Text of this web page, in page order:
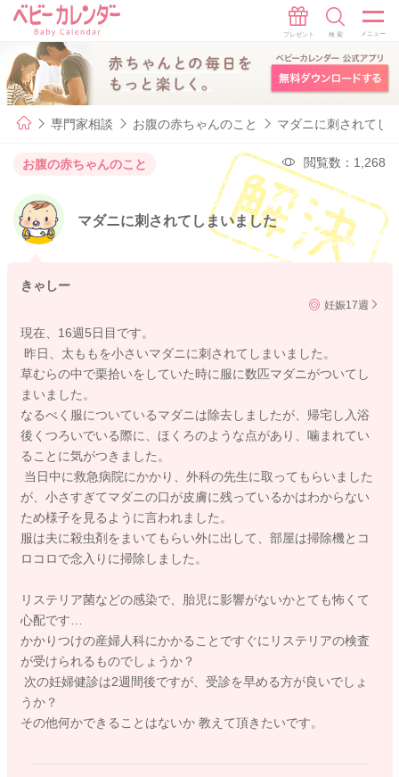
専門家相談 お腹の赤ちゃんのこと マダニに刺されてし
お腹の赤ちゃんのこと 閲覧数：1,268
マダニに刺されてしまいました
きゃしー
妊娠17週
現在、16週5日目です。
昨日、太ももを小さいマダニに刺されてしまいました。
草むらの中で栗拾いをしていた時に服に数匹マダニがついてし
まいました。
なるべく服についているマダニは除去しましたが、帰宅し入浴
後くつろいでいる際に、ほくろのような点があり、噛まれてい
ることに気がつきました。
当日中に救急病院にかかり、外科の先生に取ってもらいました
が、小さすぎてマダニの口が皮膚に残っているかはわからない
ため様子を見るように言われました。
服は夫に殺虫剤をまいてもらい外に出して、部屋は掃除機とコ
ロコロで念入りに掃除しました。
リステリア菌などの感染で、胎児に影響がないかとても怖くて
心配です…
かかりつけの産婦人科にかかることですぐにリステリアの検査
が受けられるものでしょうか？
次の妊婦健診は2週間後ですが、受診を早める方が良いでしょ
うか？
その他何かできることはないか 教えて頂きたいです。